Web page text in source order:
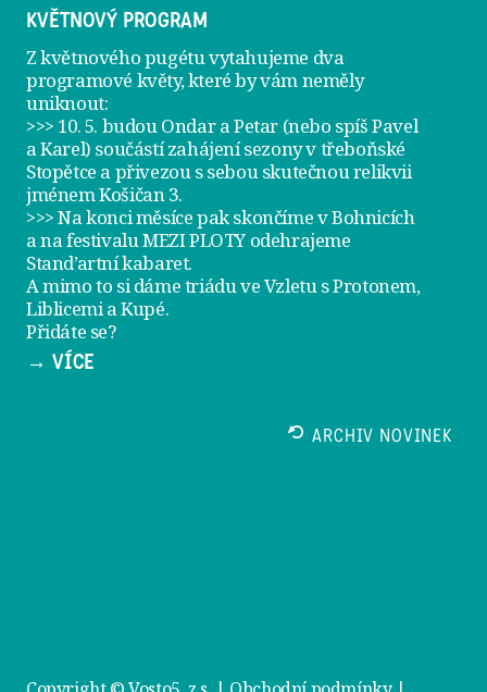
KVĚTNOVÝ PROGRAM
Z květnového pugétu vytahujeme dva
programové květy, které by vám neměly
uniknout:
>>> 10. 5. budou Ondar a Petar (nebo spíš Pavel
a Karel) součástí zahájení sezony vtřeboňské
Stopětce a přivezou s sebou skutečnou relikvii
jménemKošičan 3.
>>> Na konci měsíce pak skončíme v Bohnicích
a na festivaluMEZI PLOTY odehrajeme
Stand’artní kabaret.
A mimo to si dámetriádu ve Vzletu s Protonem,
Liblicemi a Kupé.
Přidáte se?
→ VÍCE
ARCHIV NOVINEK